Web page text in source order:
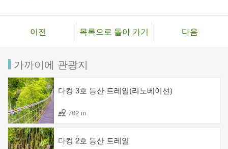
이전 목록으로 돌아 가기 다음
가까이에 관광지
다컹 3호 등산 트레일(리노베이션)
702 m
다컹 2호 등산 트레일